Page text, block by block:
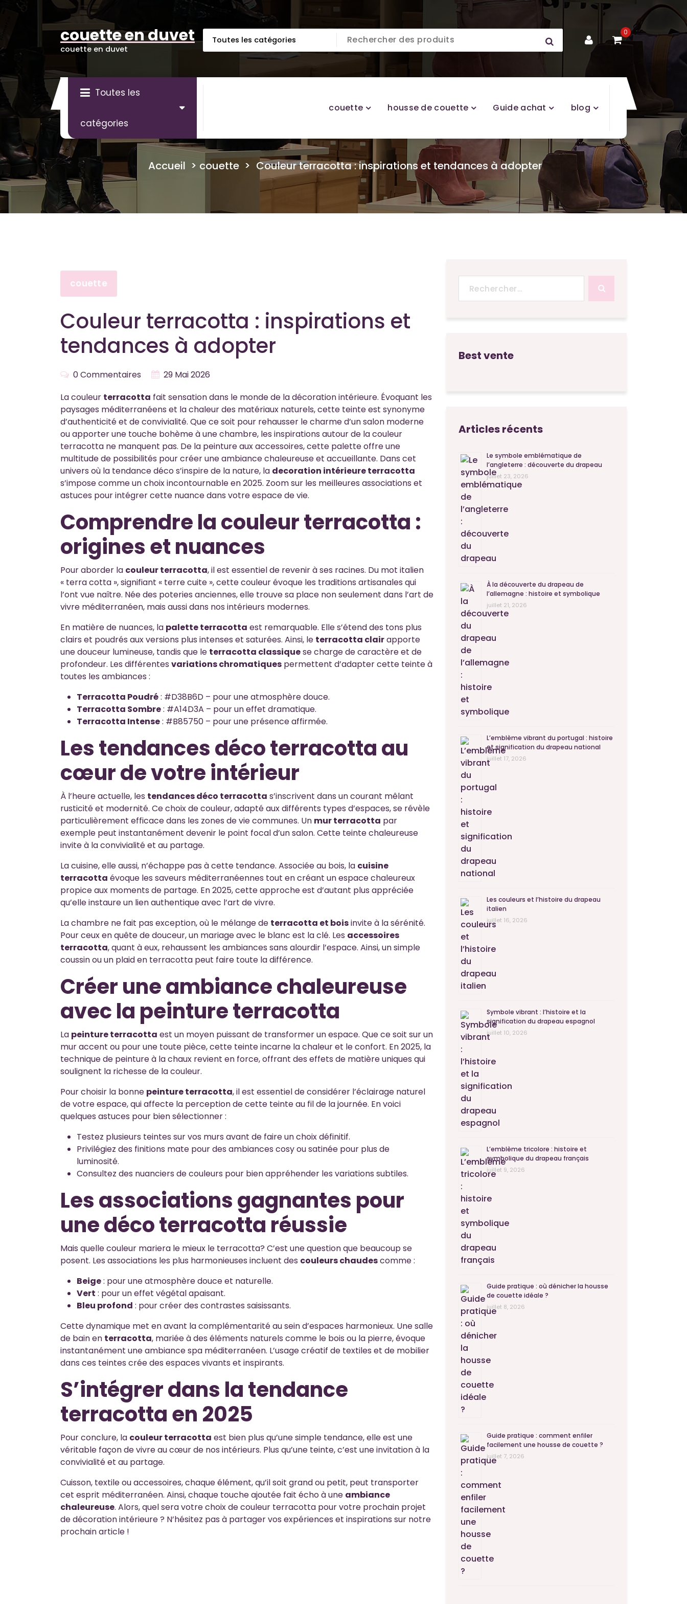
Aller
couette en duvet
couette en duvet
0
Toutes les
catégories
couette housse de couette Guide achat blog
Accueil > couette > Couleur terracotta : inspirations et tendances à adopter
couette
Couleur terracotta : inspirations et
tendances à adopter
0 Commentaires
29 Mai 2026
La couleur terracotta fait sensation dans le monde de la décoration intérieure. Évoquant les
paysages méditerranéens et la chaleur des matériaux naturels, cette teinte est synonyme
d’authenticité et de convivialité. Que ce soit pour rehausser le charme d’un salon moderne
ou apporter une touche bohème à une chambre, les inspirations autour de la couleur
terracotta ne manquent pas. De la peinture aux accessoires, cette palette offre une
multitude de possibilités pour créer une ambiance chaleureuse et accueillante. Dans cet
univers où la tendance déco s’inspire de la nature, la decoration intérieure terracotta
s’impose comme un choix incontournable en 2025. Zoom sur les meilleures associations et
astuces pour intégrer cette nuance dans votre espace de vie.
Comprendre la couleur terracotta :
origines et nuances
Pour aborder la couleur terracotta, il est essentiel de revenir à ses racines. Du mot italien
« terra cotta », signifiant « terre cuite », cette couleur évoque les traditions artisanales qui
l’ont vue naître. Née des poteries anciennes, elle trouve sa place non seulement dans l’art de
vivre méditerranéen, mais aussi dans nos intérieurs modernes.
En matière de nuances, la palette terracotta est remarquable. Elle s’étend des tons plus
clairs et poudrés aux versions plus intenses et saturées. Ainsi, le terracotta clairapporte
une douceur lumineuse, tandis que le terracotta classiquese charge de caractère et de
profondeur. Les différentes variations chromatiques permettent d’adapter cette teinte à
toutes les ambiances :
Terracotta Poudré: #D38B6D – pour une atmosphère douce.
Terracotta Sombre: #A14D3A – pour un effet dramatique.
Terracotta Intense: #B85750 – pour une présence affirmée.
Les tendances déco terracotta au
cœur de votre intérieur
À l’heure actuelle, les tendances déco terracotta s’inscrivent dans un courant mêlant
rusticité et modernité. Ce choix de couleur, adapté aux différents types d’espaces, se révèle
particulièrement efficace dans les zones de vie communes. Un mur terracotta par
exemple peut instantanément devenir le point focal d’un salon. Cette teinte chaleureuse
invite à la convivialité et au partage.
La cuisine, elle aussi, n’échappe pas à cette tendance. Associée au bois, la cuisine
terracotta évoque les saveurs méditerranéennes tout en créant un espace chaleureux
propice aux moments de partage. En 2025, cette approche est d’autant plus appréciée
qu’elle instaure un lien authentique avec l’art de vivre.
La chambre ne fait pas exception, où le mélange de terracotta et boisinvite à la sérénité.
Pour ceux en quête de douceur, un mariage avec le blanc est la clé. Les accessoires
terracotta, quant à eux, rehaussent les ambiances sans alourdir l’espace. Ainsi, un simple
coussin ou un plaid en terracotta peut faire toute la différence.
Créer une ambiance chaleureuse
avec la peinture terracotta
La peinture terracotta est un moyen puissant de transformer un espace. Que ce soit sur un
mur accent ou pour une toute pièce, cette teinte incarne la chaleur et le confort. En 2025, la
technique de peinture à la chaux revient en force, offrant des effets de matière uniques qui
soulignent la richesse de la couleur.
Pour choisir la bonne peinture terracotta, il est essentiel de considérer l’éclairage naturel
de votre espace, qui affecte la perception de cette teinte au fil de la journée. En voici
quelques astuces pour bien sélectionner :
Testez plusieurs teintes sur vos murs avant de faire un choix définitif.
Privilégiez des finitions mate pour des ambiances cosy ou satinée pour plus de
luminosité.
Consultez des nuanciers de couleurs pour bien appréhender les variations subtiles.
Les associations gagnantes pour
une déco terracotta réussie
Mais quelle couleur mariera le mieux le terracotta? C’est une question que beaucoup se
posent. Les associations les plus harmonieuses incluent des couleurs chaudescomme :
Beige: pour une atmosphère douce et naturelle.
Vert : pour un effet végétal apaisant.
Bleu profond : pour créer des contrastes saisissants.
Cette dynamique met en avant la complémentarité au sein d’espaces harmonieux. Une salle
de bain en terracotta, mariée à des éléments naturels comme le bois ou la pierre, évoque
instantanément une ambiance spa méditerranéen. L’usage créatif de textiles et de mobilier
dans ces teintes crée des espaces vivants et inspirants.
S’intégrer dans la tendance
terracotta en 2025
Pour conclure, la couleur terracotta est bien plus qu’une simple tendance, elle est une
véritable façon de vivre au cœur de nos intérieurs. Plus qu’une teinte, c’est une invitation à la
convivialité et au partage.
Cuisson, textile ou accessoires, chaque élément, qu’il soit grand ou petit, peut transporter
cet esprit méditerranéen. Ainsi, chaque touche ajoutée fait écho à une ambiance
chaleureuse. Alors, quel sera votre choix de couleur terracotta pour votre prochain projet
de décoration intérieure ? N’hésitez pas à partager vos expériences et inspirations sur notre
prochain article !
pour :
Best vente
Articles récents
Le symbole emblématique de
l’angleterre : découverte du drapeau
juillet 23, 2026
À la découverte du drapeau de
l’allemagne : histoire et symbolique
juillet 21, 2026
L’emblème vibrant du portugal : histoire
et signification du drapeau national
juillet 17, 2026
Les couleurs et l’histoire du drapeau
italien
juillet 16, 2026
Symbole vibrant : l’histoire et la
signification du drapeau espagnol
juillet 10, 2026
L’emblème tricolore : histoire et
symbolique du drapeau français
juillet 9, 2026
Guide pratique : où dénicher la housse
de couette idéale ?
juillet 8, 2026
Guide pratique : comment enfiler
facilement une housse de couette ?
juillet 7, 2026